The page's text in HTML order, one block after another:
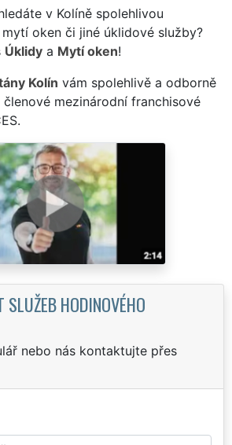
v Kolíně spolehlivou
oken či jiné úklidové služby?
Úklidy a Mytí oken!
Kolín vám spolehlivě a odborně
mezinárodní franchisové
SLUŽEB HODINOVÉHO
nebo nás kontaktujte přes